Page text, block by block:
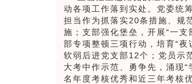
动各项工作落到实处。党委统
担当作为抓落实20条措施、规
施；支部强化堡垒，开展“一
部专项整顿三项行动，培育“夜
软弱后进党支部12个；党员示
大考中作示范、勇争先，涌现
名年度考核优秀和近三年考核